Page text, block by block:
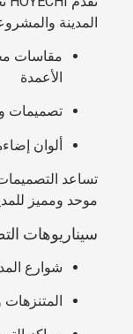
المدينة
مقاسات
الأعمدة
تصميمات
ألوان إضاءة
تساعد التصميمات
موحد ومميز للمدينة.
سيناريوهات
شوارع
المتنزهات